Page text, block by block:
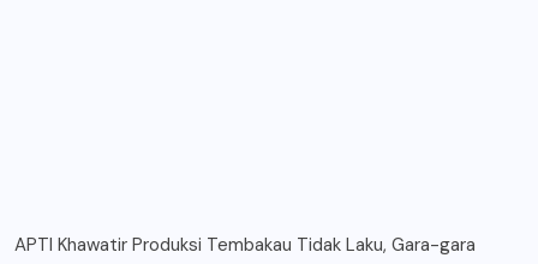
APTI Khawatir Produksi Tembakau Tidak Laku, Gara-gara